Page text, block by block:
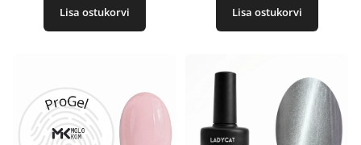
Lisa ostukorvi Lisa ostukorvi